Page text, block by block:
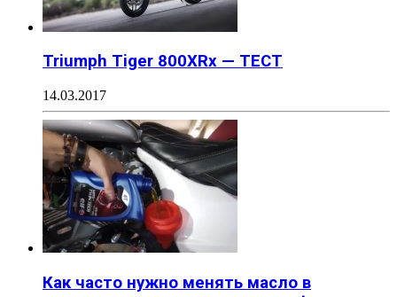
Triumph Tiger 800XRx — ТЕСТ
14.03.2017
Как часто нужно менять масло в